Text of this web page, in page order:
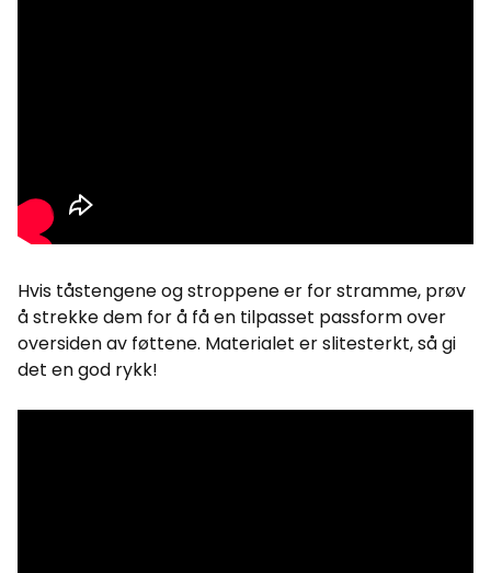
Hvis tåstengene og stroppene er for stramme, prøv
å strekke dem for å få en tilpasset passform over
oversiden av føttene. Materialet er slitesterkt, så gi
det en god rykk!